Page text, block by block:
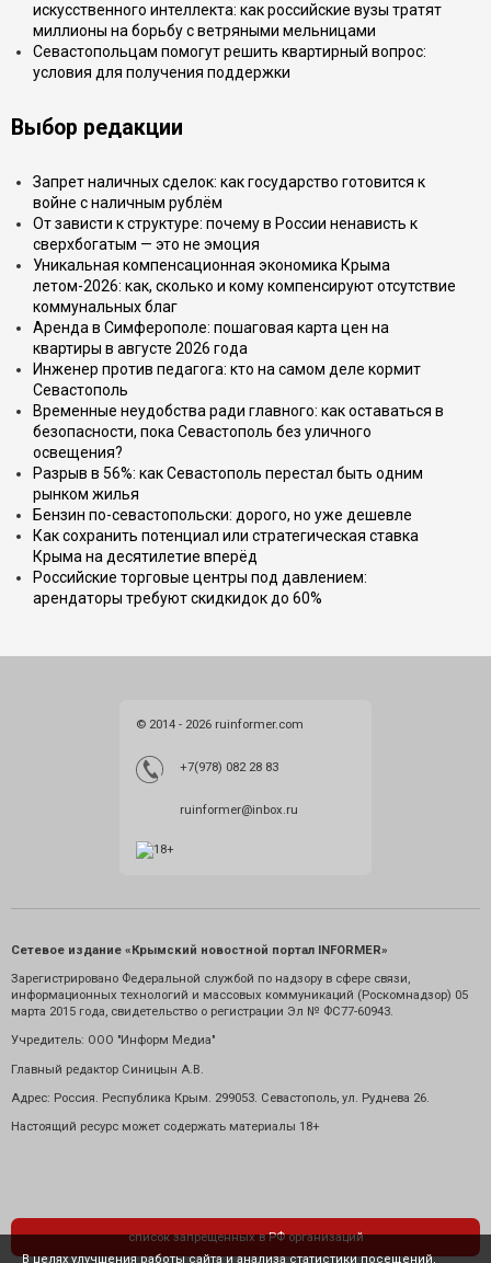
искусственного интеллекта: как российские вузы тратят
миллионы на борьбу с ветряными мельницами
Севастопольцам помогут решить квартирный вопрос:
условия для получения поддержки
Выбор редакции
Запрет наличных сделок: как государство готовится к
войне с наличным рублём
От зависти к структуре: почему в России ненависть к
сверхбогатым — это не эмоция
Уникальная компенсационная экономика Крыма
летом-2026: как, сколько и кому компенсируют отсутствие
коммунальных благ
Аренда в Симферополе: пошаговая карта цен на
квартиры в августе 2026 года
Инженер против педагога: кто на самом деле кормит
Севастополь
Временные неудобства ради главного: как оставаться в
безопасности, пока Севастополь без уличного
освещения?
Разрыв в 56%: как Севастополь перестал быть одним
рынком жилья
Бензин по-севастопольски: дорого, но уже дешевле
Как сохранить потенциал или стратегическая ставка
Крыма на десятилетие вперёд
Российские торговые центры под давлением:
арендаторы требуют скидкидок до 60%
© 2014 - 2026 ruinformer.com
+7(978) 082 28 83
ruinformer@inbox.ru
Сетевое издание «Крымский новостной портал INFORMER»
Зарегистрировано Федеральной службой по надзору в сфере связи,
информационных технологий и массовых коммуникаций (Роскомнадзор) 05
марта 2015 года, свидетельство о регистрации Эл № ФС77-60943.
Учредитель: ООО "Информ Медиа"
Главный редактор Синицын А.В.
Адрес: Россия. Республика Крым. 299053. Севастополь, ул. Руднева 26.
Настоящий ресурс может содержать материалы 18+
список запрещенных в РФ организаций
В целях улучшения работы сайта и анализа статистики посещений,